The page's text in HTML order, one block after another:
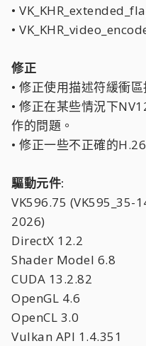
•
•
修正
• 修正使用描述符緩衝
• 修正在某些情況下
作的問題。
• 修正一些不正確的
驅動元件:
VK596.75 (VK595_35-
2026)
DirectX 12.2
Shader Model 6.8
CUDA 13.2.82
OpenGL 4.6
OpenCL 3.0
Vulkan API 1.4.351